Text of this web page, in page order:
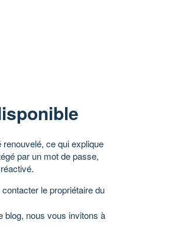
renouvelé, ce qui explique
par un mot de passe,
le propriétaire du
blog, nous vous invitons à